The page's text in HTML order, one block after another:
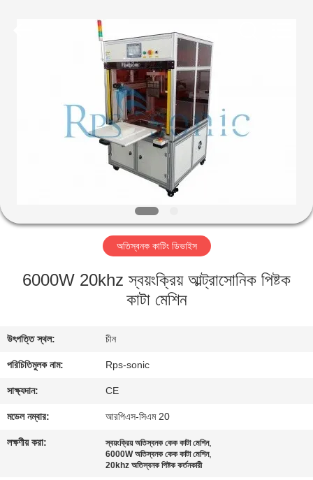
কারখানা
যোগাযোগ
করুন
খবর
অতিস্বনক কাটিং ডিভাইস
6000W 20khz স্বয়ংক্রিয় আল্ট্রাসোনিক পিষ্টক
কাটা মেশিন
উৎপত্তি স্থল: চীন
পরিচিতিমুলক নাম: Rps-sonic
সাক্ষ্যদান: CE
মডেল নম্বার: আরপিএস-সিএম 20
লক্ষণীয় করা: স্বয়ংক্রিয় অতিস্বনক কেক কাটা মেশিন,
6000W অতিস্বনক কেক কাটা মেশিন,
20khz অতিস্বনক পিষ্টক কর্তনকারী